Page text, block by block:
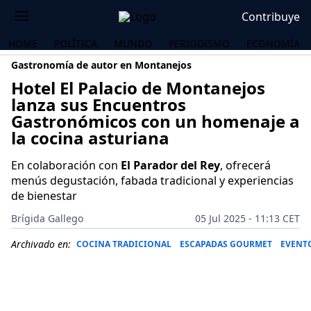
Contribuye
HOME POLÍTICA MUNDO PERIODISMO
ECONOMÍA
Gastronomía de autor en Montanejos
Hotel El Palacio de Montanejos
lanza sus Encuentros
Gastronómicos con un homenaje a
la cocina asturiana
En colaboración con El Parador del Rey, ofrecerá
menús degustación, fabada tradicional y experiencias
de bienestar
Brígida Gallego
05 Jul 2025 - 11:13 CET
Archivado en: COCINA TRADICIONAL ESCAPADAS GOURMET